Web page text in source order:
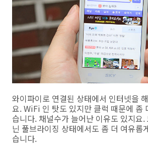
와이파이로 연결된 상태에서 인터넷을
요. WiFi 인 탓도 있지만 클럭 때문에 좀
습니다. 채널수가 늘어난 이유도 있지요
닌 풀브라이징 상태에서도 좀 더 여유롭
습니다.